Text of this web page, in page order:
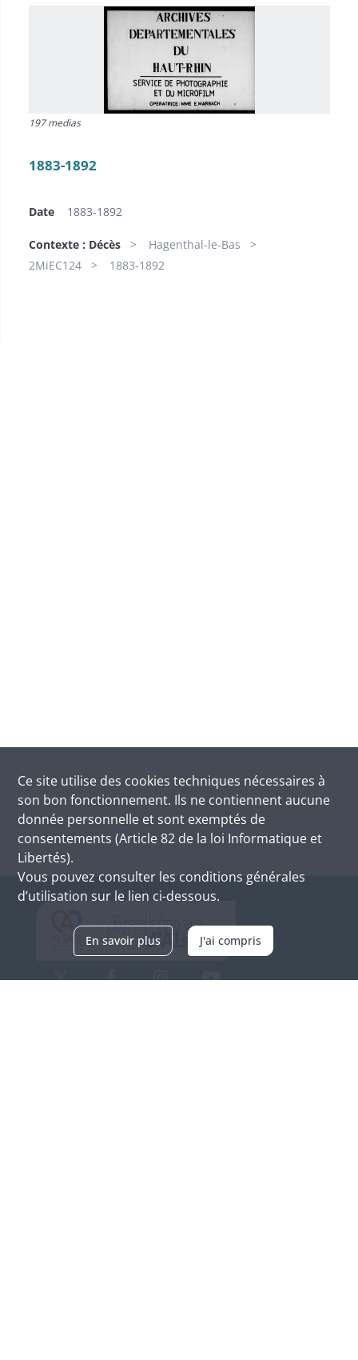
197 medias
1883-1892
Date 1883-1892
Contexte : Décès
Hagenthal-le-Bas
2MiEC124
1883-1892
Ce site utilise des cookies techniques nécessaires à
son bon fonctionnement. Ils ne contiennent aucune
donnée personnelle et sont exemptés de
consentements (Article 82 de la loi Informatique et
Libertés).
Vous pouvez consulter les conditions générales
d’utilisation sur le lien ci-dessous.
En savoir plus J'ai compris